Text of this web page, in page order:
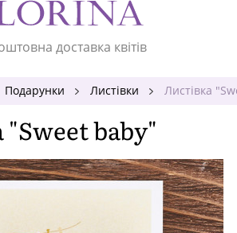
доставка квітів
Подарунки Листівки Листівка
"Sweet baby"